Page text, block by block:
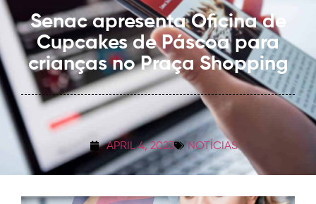
Senac apresenta Oficina de
Cupcakes de Páscoa para
crianças no Praça Shopping
APRIL 4, 2023 NOTÍCIAS